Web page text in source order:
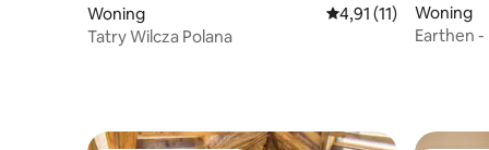
Woning Gemiddelde
4,91 (11)
Tatry Wilcza Polana
Woning
Earthen
gezin in